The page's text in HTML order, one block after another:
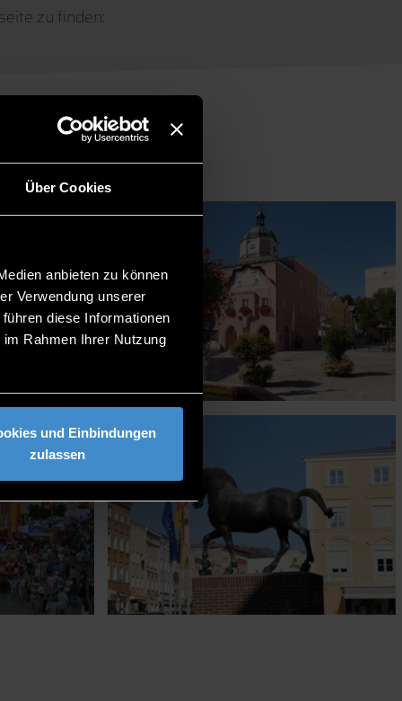
Über Cookies
anbieten zu können
Verwendung unserer
diese Informationen
Rahmen Ihrer Nutzung
und Einbindungen
zulassen
zu finden: